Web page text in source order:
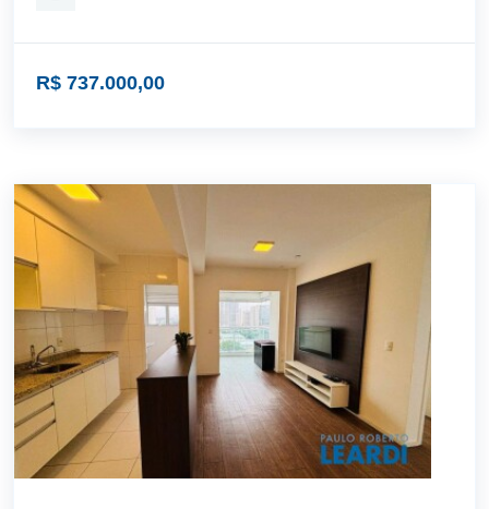
R$ 737.000,00